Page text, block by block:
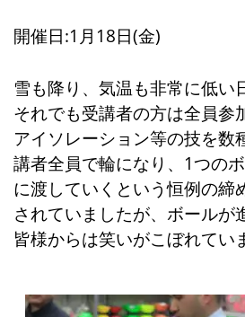
開催日:1月18日(金)
雪も降り、気温も非常に低い
それでも受講者の方は全員参
アイソレーション等の技を数
講者全員で輪になり、1つの
に渡していくという恒例の締
されていましたが、ボールが
皆様からは笑いがこぼれてい